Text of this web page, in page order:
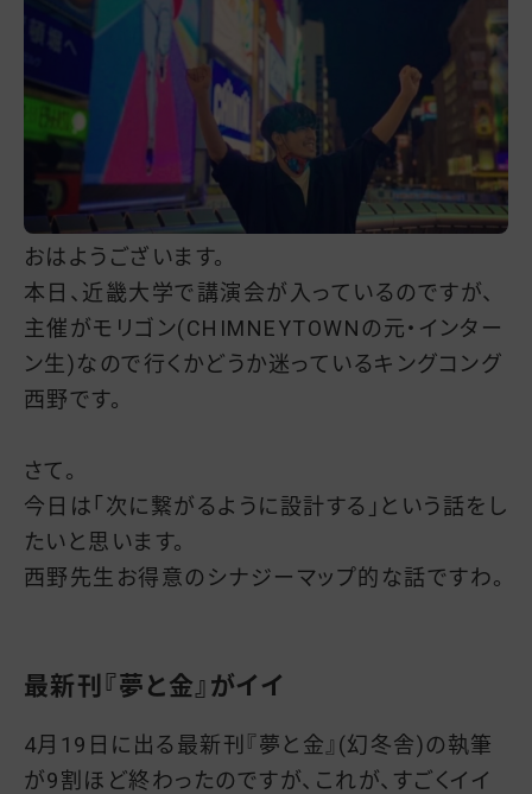
おはようございます。
本日、近畿大学で講演会が入っているのですが、
主催がモリゴン(CHIMNEYTOWNの元・インター
ン生)なので行くかどうか迷っているキングコング
西野です。
さて。
今日は「次に繋がるように設計する」という話をし
たいと思います。
西野先生お得意のシナジーマップ的な話ですわ。
最新刊『夢と金』がイイ
4月19日に出る最新刊『夢と金』(幻冬舎)の執筆
が9割ほど終わったのですが、これが、すごくイイ